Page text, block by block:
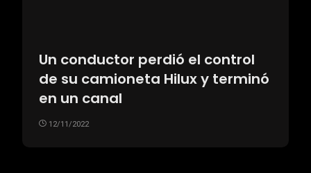
Un conductor perdió el control
de su camioneta Hilux y terminó
en un canal
12/11/2022